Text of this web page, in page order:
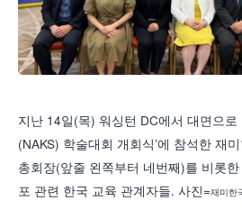
지난 14일(목) 워싱턴 DC에서 대면으
(NAKS) 학술대회 개회식’에 참석한 재
총회장(앞줄 왼쪽부터 네번째)를 비롯
포 관련 한국 교육 관계자들. 사진=재미한